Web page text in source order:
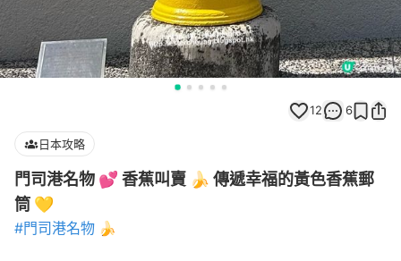
12 6
日本攻略
門司港名物 💕 香蕉叫賣 🍌 傳遞幸福的黃色香蕉郵
筒 💛
#門司港名物 🍌